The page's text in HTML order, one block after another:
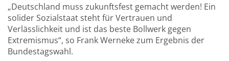
„Deutschland muss zukunftsfest gemacht werden! Ein
solider Sozialstaat steht für Vertrauen und
Verlässlichkeit und ist das beste Bollwerk gegen
Extremismus“, so Frank Werneke zum Ergebnis der
Bundestagswahl.